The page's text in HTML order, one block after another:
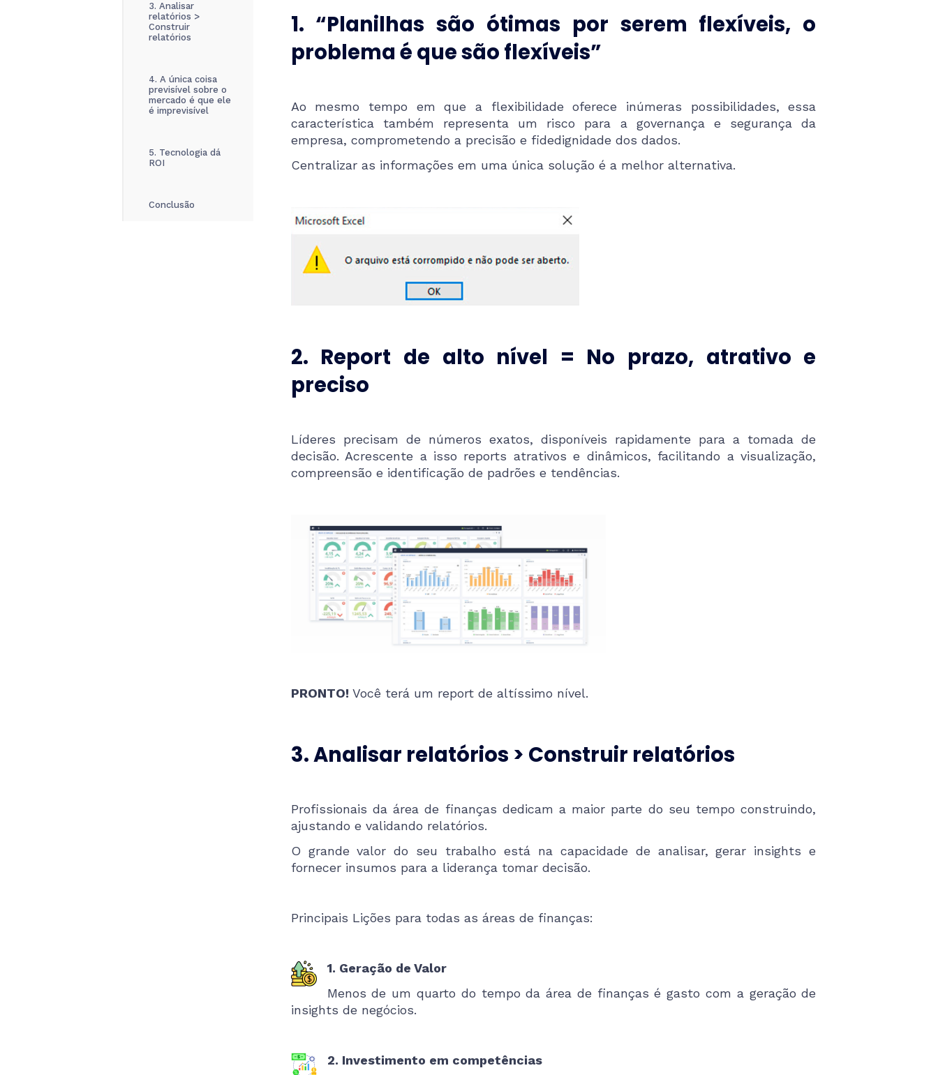
3. Analisar
relatórios >
Construir
relatórios
4. A única coisa
previsível sobre o
mercado é que ele
é imprevisível
5. Tecnologia dá
ROI
Conclusão
1. “Planilhas são ótimas por serem flexíveis, o
problema é que são flexíveis”
Ao mesmo tempo em que a flexibilidade oferece inúmeras possibilidades, essa
característica também representa um risco para a governança e segurança da
empresa, comprometendo a precisão e fidedignidade dos dados.
Centralizar as informações em uma única solução é a melhor alternativa.
2. Report de alto nível = No prazo, atrativo e
preciso
Líderes precisam de números exatos, disponíveis rapidamente para a tomada de
decisão. Acrescente a isso reports atrativos e dinâmicos, facilitando a visualização,
compreensão e identificação de padrões e tendências.
PRONTO! Você terá um report de altíssimo nível.
3. Analisar relatórios > Construir relatórios
Profissionais da área de finanças dedicam a maior parte do seu tempo construindo,
ajustando e validando relatórios.
O grande valor do seu trabalho está na capacidade de analisar, gerar insights e
fornecer insumos para a liderança tomar decisão.
Principais Lições para todas as áreas de finanças:
1. Geração de Valor
Menos de um quarto do tempo da área de finanças é gasto com a geração de
insights de negócios.
2. Investimento em competências